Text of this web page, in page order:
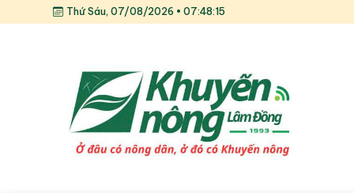
Thứ Sáu, 07/08/2026 • 07:48:16